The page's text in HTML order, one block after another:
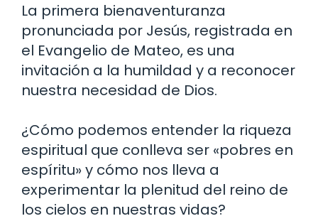
La primera bienaventuranza
pronunciada por Jesús, registrada en
el Evangelio de Mateo, es una
invitación a la humildad y a reconocer
nuestra necesidad de Dios.
¿Cómo podemos entender la riqueza
espiritual que conlleva ser «pobres en
espíritu» y cómo nos lleva a
experimentar la plenitud del reino de
los cielos en nuestras vidas?